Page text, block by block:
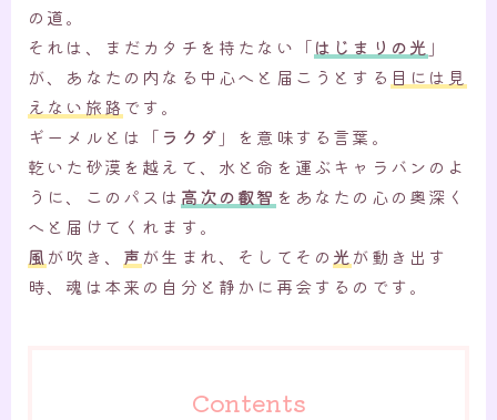
の道。
それは、まだカタチを持たない「はじまりの光 」
が、あなたの内なる中心へと届こうとする 目には見
えない旅路です。
ギーメルとは「 ラクダ 」を意味する言葉。
乾いた砂漠を越えて、水と命を運ぶキャラバンのよ
うに、このパスは 高次の叡智 をあなたの心の奥深く
へと届けてくれます。
風 が吹き、 声 が生まれ、そしてその 光 が動き出す
時、魂は本来の自分と静かに再会するのです。
Contents